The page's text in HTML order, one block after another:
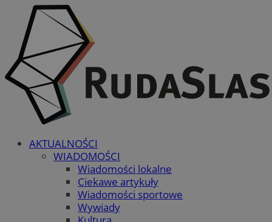
AKTUALNOŚCI
WIADOMOŚCI
Wiadomości lokalne
Ciekawe artykuły
Wiadomości sportowe
Wywiady